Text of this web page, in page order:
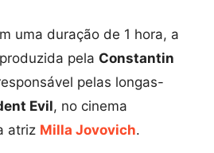
uma duração de 1 hora, a
pela Constantin
pelas longas-
Evil, no cinema
atriz Milla Jovovich.